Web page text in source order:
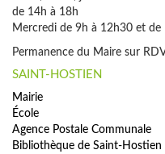
de 14h à 18h
Mercredi de 9h à 12h30 et de
Permanence du Maire sur
SAINT-HOSTIEN
Mairie
École
Agence Postale Communale
Bibliothèque de Saint-Hostien